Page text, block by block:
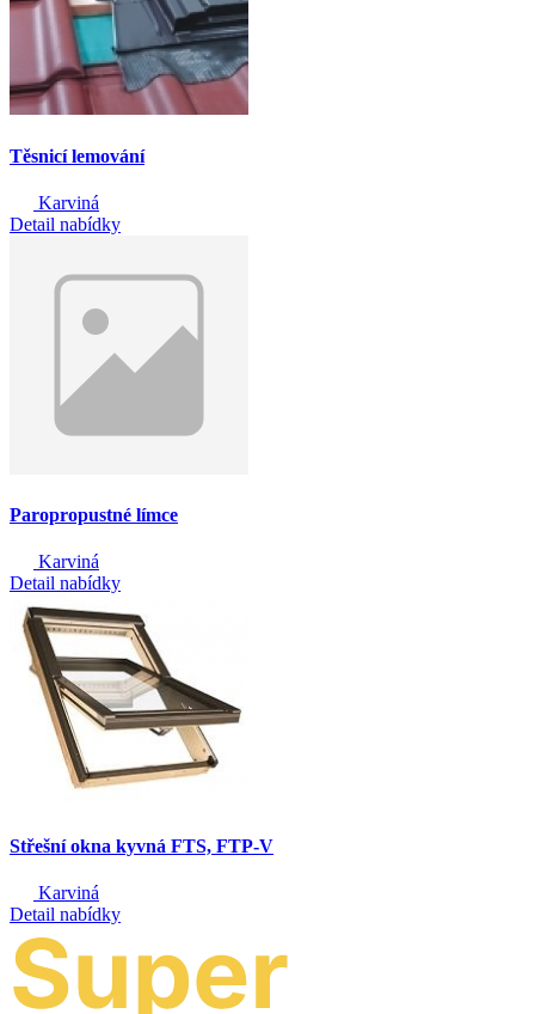
Těsnicí lemování
Karviná
Detail nabídky
Paropropustné límce
Karviná
Detail nabídky
Střešní okna kyvná FTS, FTP-V
Karviná
Detail nabídky